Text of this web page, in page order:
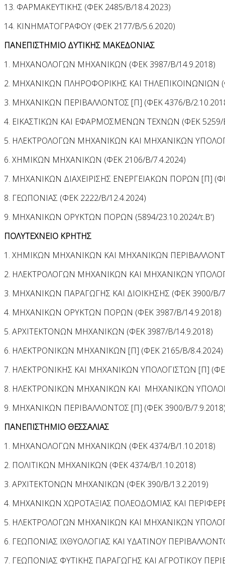
13. ΦΑΡΜΑΚΕΥΤΙΚΗΣ (ΦΕΚ 2485/Β/18.4.2023)
14. ΚΙΝΗΜΑΤΟΓΡΑΦΟΥ (ΦΕΚ 2177/Β/5.6.2020)
ΠΑΝΕΠΙΣΤΗΜΙΟ ΔΥΤΙΚΗΣ ΜΑΚΕΔΟΝΙΑΣ
1. ΜΗΧΑΝΟΛΟΓΩΝ ΜΗΧΑΝΙΚΩΝ (ΦΕΚ 3987/Β/14.9.2018)
2. ΜΗΧΑΝΙΚΩΝ ΠΛΗΡΟΦΟΡΙΚΗΣ ΚΑΙ ΤΗΛΕΠΙΚΟΙΝΩΝΙΩΝ
3. ΜΗΧΑΝΙΚΩΝ ΠΕΡΙΒΑΛΛΟΝΤΟΣ [Π] (ΦΕΚ 4376/Β/
4. ΕΙΚΑΣΤΙΚΩΝ ΚΑΙ ΕΦΑΡΜΟΣΜΕΝΩΝ ΤΕΧΝΩΝ (ΦΕΚ 5259/
5. ΗΛΕΚΤΡΟΛΟΓΩΝ ΜΗΧΑΝΙΚΩΝ ΚΑΙ ΜΗΧΑΝΙΚΩΝ
6. ΧΗΜΙΚΩΝ ΜΗΧΑΝΙΚΩΝ (ΦΕΚ 2106/Β/7.4.2024)
7. ΜΗΧΑΝΙΚΩΝ ΔΙΑΧΕΙΡΙΣΗΣ ΕΝΕΡΓΕΙΑΚΩΝ ΠΟΡΩΝ [Π]
8. ΓΕΩΠΟΝΙΑΣ (ΦΕΚ 2222/Β/12.4.2024)
9. MΗΧΑΝΙΚΩΝ ΟΡΥΚΤΩΝ ΠΟΡΩΝ (5894/23.10.2024/τ.Β')
ΠΟΛΥΤΕΧΝΕΙΟ ΚΡΗΤΗΣ
1. ΧΗΜΙΚΩΝ ΜΗΧΑΝΙΚΩΝ ΚΑΙ ΜΗΧΑΝΙΚΩΝ
2. ΗΛΕΚΤΡΟΛΟΓΩΝ ΜΗΧΑΝΙΚΩΝ ΚΑΙ ΜΗΧΑΝΙΚΩΝ
3. ΜΗΧΑΝΙΚΩΝ ΠΑΡΑΓΩΓΗΣ ΚΑΙ ΔΙΟΙΚΗΣΗΣ (ΦΕΚ 3900/Β/
4. ΜΗΧΑΝΙΚΩΝ ΟΡΥΚΤΩΝ ΠΟΡΩΝ (ΦΕΚ 3987/Β/14.9.2018)
5. ΑΡΧΙΤΕΚΤΟΝΩΝ ΜΗΧΑΝΙΚΩΝ (ΦΕΚ 3987/Β/14.9.2018)
6. ΗΛΕΚΤΡΟΝΙΚΩΝ ΜΗΧΑΝΙΚΩΝ [Π] (ΦΕΚ 2165/Β/8.4.2024)
7. ΗΛΕΚΤΡΟΝΙΚΗΣ ΚΑΙ ΜΗΧΑΝΙΚΩΝ ΥΠΟΛΟΓΙΣΤΩΝ [Π]
8. ΗΛΕΚΤΡΟΝΙΚΩΝ ΜΗΧΑΝΙΚΩΝ ΚΑΙ ΜΗΧΑΝΙΚΩΝ
9. ΜΗΧΑΝΙΚΩΝ ΠΕΡΙΒΑΛΛΟΝΤΟΣ [Π] (ΦΕΚ 3900/Β/
ΠΑΝΕΠΙΣΤΗΜΙΟ ΘΕΣΣΑΛΙΑΣ
1. ΜΗΧΑΝΟΛΟΓΩΝ ΜΗΧΑΝΙΚΩΝ (ΦΕΚ 4374/Β/1.10.2018)
2. ΠΟΛΙΤΙΚΩΝ ΜΗΧΑΝΙΚΩΝ (ΦΕΚ 4374/Β/1.10.2018)
3. ΑΡΧΙΤΕΚΤΟΝΩΝ ΜΗΧΑΝΙΚΩΝ (ΦΕΚ 390/Β/13.2.2019)
4. ΜΗΧΑΝΙΚΩΝ ΧΩΡΟΤΑΞΙΑΣ ΠΟΛΕΟΔΟΜΙΑΣ ΚΑΙ
5. ΗΛΕΚΤΡΟΛΟΓΩΝ ΜΗΧΑΝΙΚΩΝ ΚΑΙ ΜΗΧΑΝΙΚΩΝ
6. ΓΕΩΠΟΝΙΑΣ ΙΧΘΥΟΛΟΓΙΑΣ ΚΑΙ ΥΔΑΤΙΝΟΥ
7. ΓΕΩΠΟΝΙΑΣ ΦΥΤΙΚΗΣ ΠΑΡΑΓΩΓΗΣ ΚΑΙ ΑΓΡΟΤΙΚΟΥ